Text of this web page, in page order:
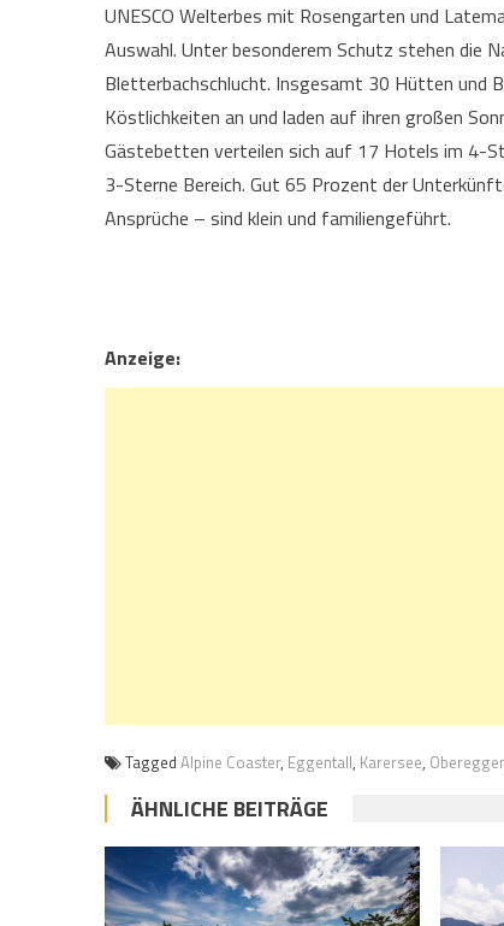
UNESCO Welterbes mit Rosengarten und
Auswahl. Unter besonderem Schutz stehen die
Bletterbachschlucht. Insgesamt 30 Hütten und
Köstlichkeiten an und laden auf ihren großen
Gästebetten verteilen sich auf 17 Hotels im 4-
3-Sterne Bereich. Gut 65 Prozent der
Ansprüche – sind klein und familiengeführt.
Anzeige:
Tagged Alpine Coaster, Eggentall, Karersee,
ÄHNLICHE BEITRÄGE